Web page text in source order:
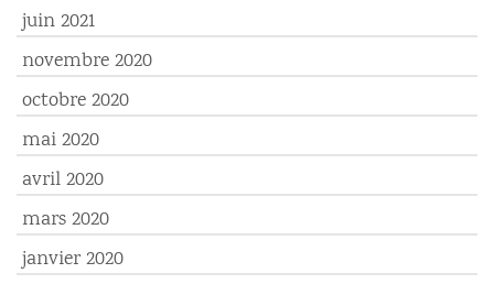
juin 2021
novembre 2020
octobre 2020
mai 2020
avril 2020
mars 2020
janvier 2020